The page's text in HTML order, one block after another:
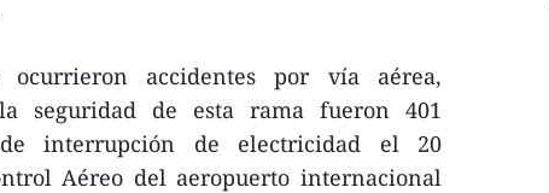
accidentes por vía aérea,
seguridad de esta rama fueron 401
interrupción de electricidad el 20
Aéreo del aeropuerto internacional